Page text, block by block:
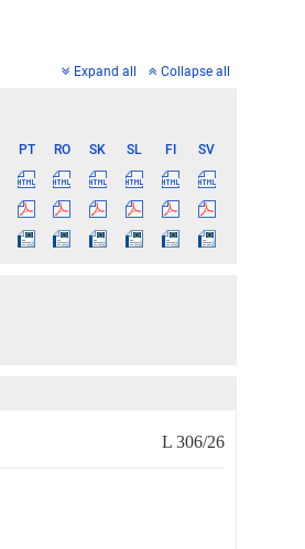
Expand all Collapse all
PT RO SK SL FI
SV
L 306/26